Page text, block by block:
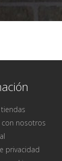
nosotros
privacidad